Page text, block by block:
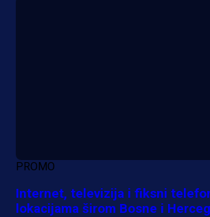
PROMO
Internet, televizija i fiksni
lokacijama širom Bosne i